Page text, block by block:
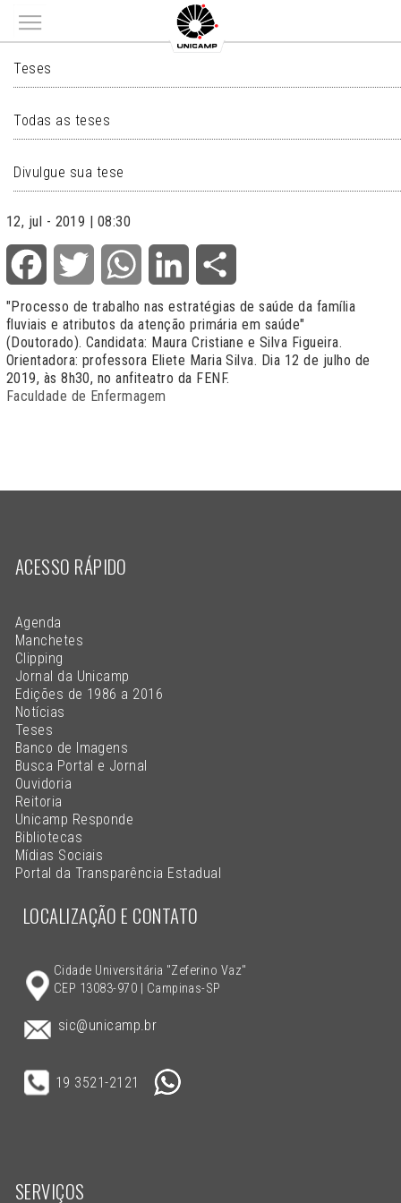
Main menu
TESES
Teses
Todas as teses
Divulgue sua tese
12, jul - 2019 | 08:30
Facebook Twitter WhatsApp LinkedIn
"Processo de trabalho nas estratégias de saúde da família
fluviais e atributos da atenção primária em saúde"
(Doutorado). Candidata: Maura Cristiane e Silva Figueira.
Orientadora: professora Eliete Maria Silva. Dia 12 de julho de
2019, às 8h30, no anfiteatro da FENF.
Faculdade de Enfermagem
ACESSO RÁPIDO
Agenda
Manchetes
Clipping
Jornal da Unicamp
Edições de 1986 a 2016
Notícias
Teses
Banco de Imagens
Busca Portal e Jornal
Ouvidoria
Reitoria
Unicamp Responde
Bibliotecas
Mídias Sociais
Portal da Transparência Estadual
LOCALIZAÇÃO E CONTATO
Cidade Universitária "Zeferino Vaz"
CEP 13083-970 | Campinas-SP
sic@unicamp.br
19 3521-2121
SERVIÇOS